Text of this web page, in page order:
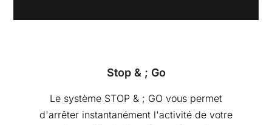
Stop & ; Go
Le système STOP & ; GO vous permet
d'arrêter instantanément l'activité de votre